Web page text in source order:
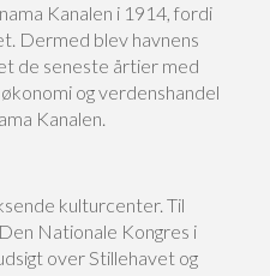
Kanalen i 1914, fordi
Dermed blev havnens
de seneste årtier med
og verdenshandel
Kanalen.
kulturcenter. Til
Nationale Kongres i
over Stillehavet og